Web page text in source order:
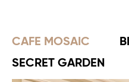
CAFE MOSAIC
SECRET GARDEN